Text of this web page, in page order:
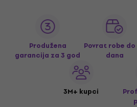
Produžena
garancija za 3 god
Povrat robe do
dana
3M+ kupci